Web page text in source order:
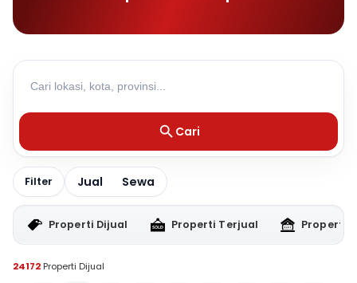
Cari
Filter Jual Sewa
Properti Dijual Properti Terjual Properti
24172 Properti Dijual